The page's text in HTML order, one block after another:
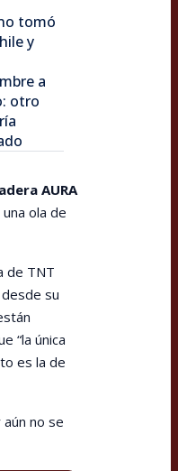
tomó
y
a
otro
AURA
ola de
de TNT
su
“la única
es la de
no se